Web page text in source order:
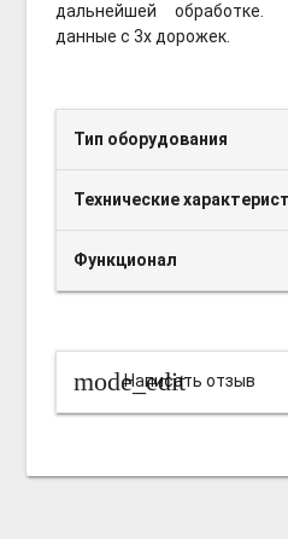
дальнейшей
данные с 3х дорожек.
Тип оборудования
Технические
Функционал
mode_edit
Написать отзыв